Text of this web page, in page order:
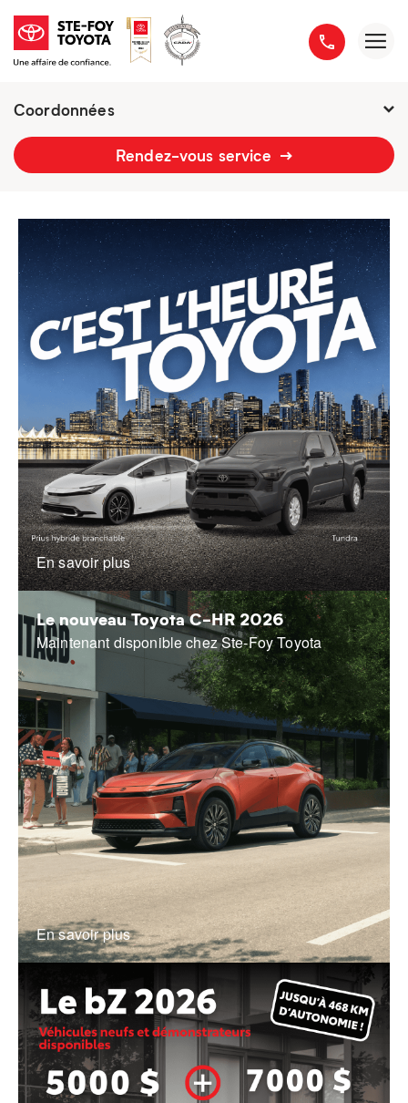
Coordonnées
2777 boulevard du Versant-Nord
Rendez-vous service
En savoir plus
Le nouveau Toyota C-HR 2026
Maintenant disponible chez Ste-Foy Toyota
En savoir plus